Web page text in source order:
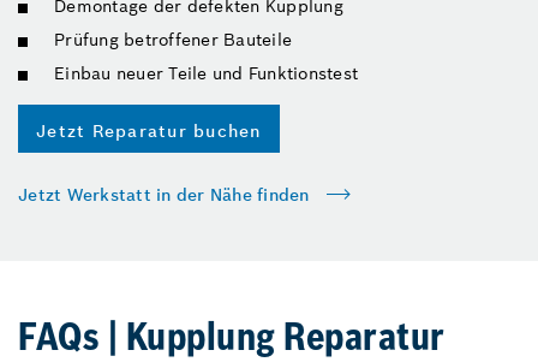
Demontage der defekten Kupplung
Prüfung betroffener Bauteile
Einbau neuer Teile und Funktionstest
Jetzt Reparatur buchen
Jetzt Werkstatt in der Nähe finden
FAQs | Kupplung Reparatur